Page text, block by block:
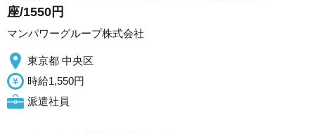
座/1550円
マンパワーグループ株式会社
東京都 中央区
時給1,550円
派遣社員